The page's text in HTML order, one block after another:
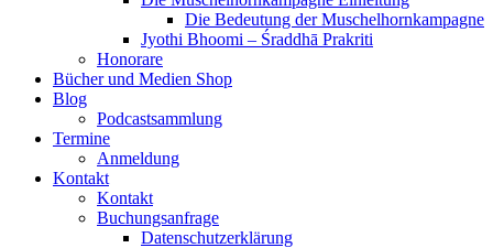
Die Bedeutung der Muschelhornkampagne
Jyothi Bhoomi – Śraddhā Prakriti
Honorare
Bücher und Medien Shop
Blog
Podcastsammlung
Termine
Anmeldung
Kontakt
Kontakt
Buchungsanfrage
Datenschutzerklärung